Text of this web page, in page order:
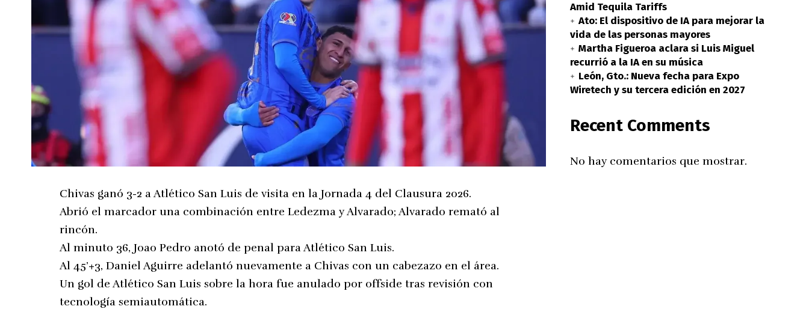
Chivas ganó 3-2 a Atlético San Luis de visita en la Jornada 4 del Clausura 2026.
Abrió el marcador una combinación entre Ledezma y Alvarado; Alvarado remató al
rincón.
Al minuto 36, Joao Pedro anotó de penal para Atlético San Luis.
Al 45’+3, Daniel Aguirre adelantó nuevamente a Chivas con un cabezazo en el área.
Un gol de Atlético San Luis sobre la hora fue anulado por offside tras revisión con
tecnología semiautomática.
Amid Tequila Tariffs
Ato: El dispositivo de IA para mejorar la
vida de las personas mayores
Martha Figueroa aclara si Luis Miguel
recurrió a la IA en su música
León, Gto.: Nueva fecha para Expo
Wiretech y su tercera edición en 2027
Recent Comments
No hay comentarios que mostrar.